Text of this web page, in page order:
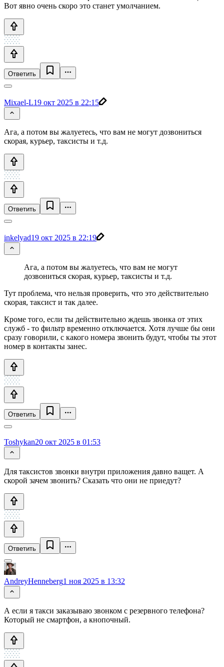
Вот явно очень скоро это станет умолчанием.
Ответить
Mixael-L19 окт 2025 в 22:15
Ага, а потом вы жалуетесь, что вам не могут дозвониться
скорая, курьер, таксисты и т.д.
Ответить
inkelyad19 окт 2025 в 22:19
Ага, а потом вы жалуетесь, что вам не могут
дозвониться скорая, курьер, таксисты и т.д.
Тут проблема, что нельзя проверить, что это действительно
скорая, таксист и так далее.
Кроме того, если ты действительно ждешь звонка от этих
служб - то фильтр временно отключается. Хотя лучше бы они
сразу говорили, с какого номера звонить будут, чтобы ты этот
номер в контакты занес.
Ответить
Toshykan20 окт 2025 в 01:53
Для таксистов звонки внутри приложения давно ващет. А
скорой зачем звонить? Сказать что они не приедут?
Ответить
AndreyHenneberg1 ноя 2025 в 13:32
А если я такси заказываю звонком с резервного телефона?
Который не смартфон, а кнопочный.